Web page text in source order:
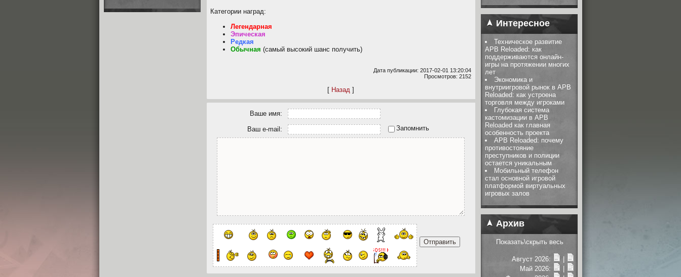
Категории наград:
Легендарная
Эпическая
Редкая
Обычная (самый высокий шанс получить)
Дата публикации: 2017-02-01 13:20:04
Просмотров: 2152
[ Назад ]
Ваше имя:
Ваш e-mail: Запомнить
Интересное
Техническое развитие
APB Reloaded: как
поддерживаются онлайн-
игры на протяжении многих
лет
Экономика и
внутриигровой рынок в APB
Reloaded: как устроена
торговля между игроками
Глубокая система
кастомизации в APB
Reloaded как главная
особенность проекта
APB Reloaded: почему
противостояние
преступников и полиции
остается уникальным
Мобильный телефон
стал основной игровой
платформой виртуальных
игровых залов
Архив
Показать\скрыть весь
Август 2026:
Май 2026: